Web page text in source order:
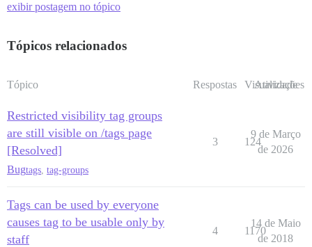
exibir postagem no tópico
Tópicos relacionados
Tópico Respostas Visualizações
Atividade
Restricted visibility tag groups
are still visible on /tags page
[Resolved]
Bugtags tag-groups
3 124
9 de Março
de 2026
Tags can be used by everyone
causes tag to be usable only by
staff
4 1170
14 de Maio
de 2018